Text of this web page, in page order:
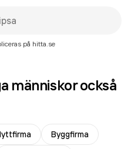
på hitta.se
människor också
Byggfirma